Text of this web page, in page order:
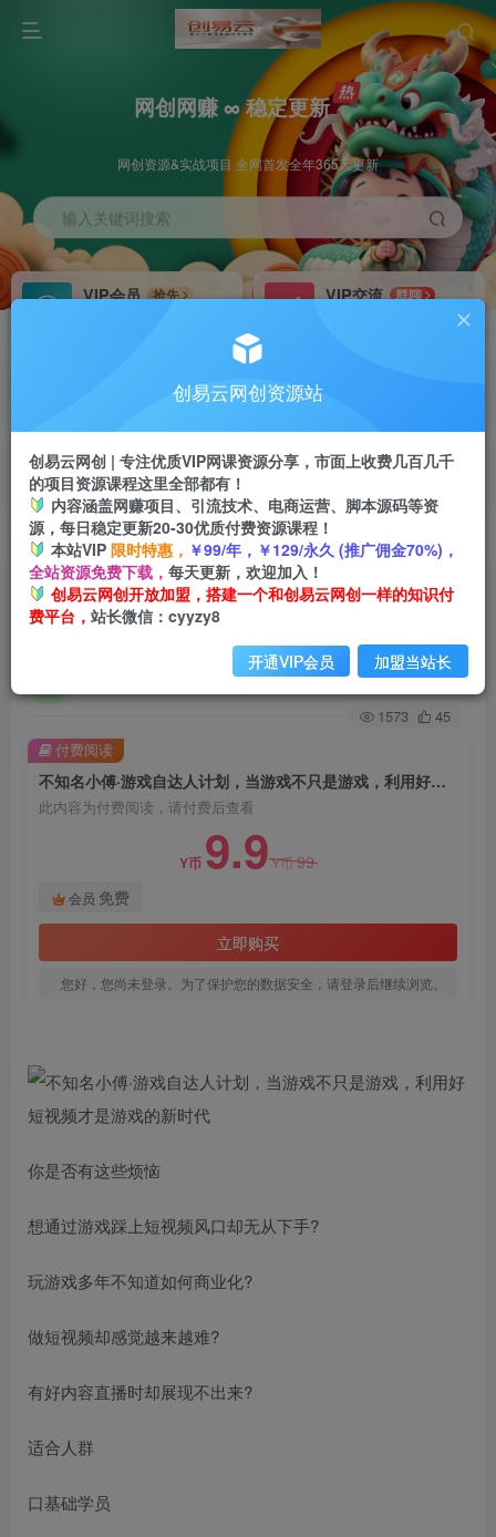
网创网赚 ∞ 稳定更新
网创资源&实战项目 全网首发全年365天更新
输入关键词搜索
VIP会员
抢先
VIP交流
群聊
研究探讨更多创业项目路子。
会员专属推广链接
挂机 项目
脚本卡密
APP下载
GO
首页 创业课程 会员免费 正文
不知名小傅·游戏自达人计划，​当游戏不只是游
戏，利用好短视频才是游戏的新时代
关注
1573 45
不知名小傅·游戏自达人计划，​当游戏不只是游戏，利用好短视频才是游戏的新时代
此内容为付费阅读，请付费后查看
Y币 9.9Y币99
会员 免费
立即购买
您好，您尚未登录。为了保护您的数据安全，请登录后继续浏览。
付费阅读
你是否有这些烦恼
想通过游戏踩上短视频风口却无从下手?
玩游戏多年不知道如何商业化?
做短视频却感觉越来越难?
有好内容直播时却展现不出来?
适合人群
口基础学员
创易云网创资源站
创易云网创 | 专注优质VIP网课资源分享，市面上收费几百几千
的项目资源课程这里全部都有！
内容涵盖网赚项目、引流技术、电商运营、脚本源码等资
源，每日稳定更新20-30优质付费资源课程！
本站VIP 限时特惠， ￥99/年，￥129/永久 (推广佣金70%)，
全站资源免费下载， 每天更新，欢迎加入！
创易云网创开放加盟，搭建一个和创易云网创一样的知识付
费平台， 站长微信：cyyzy8
开通VIP会员 加盟当站长